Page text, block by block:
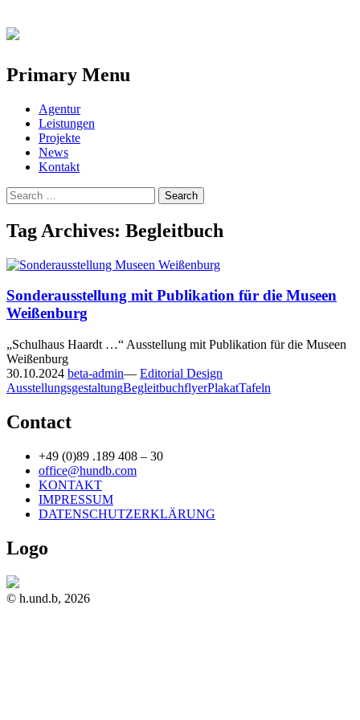
Primary Menu
Skip
content
Agentur
Leistungen
Projekte
News
Kontakt
Search
for:
Tag Archives: Begleitbuch
Sonderausstellung mit Publikation für die Museen
Weißenburg
„Schulhaus Haardt …“ Ausstellung mit Publikation für die Museen
Weißenburg
30.10.2024 beta-admin— Editorial Design
AusstellungsgestaltungBegleitbuchflyerPlakatTafeln
Contact
+49 (0)89 .189 408 – 30
office@hundb.com
KONTAKT
IMPRESSUM
DATENSCHUTZERKLÄRUNG
Logo
© h.und.b, 2026